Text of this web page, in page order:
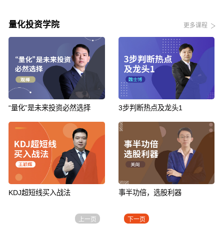
量化投资学院 更多课程
“量化”是未来投资必然选择 3步判断热点及龙头1
KDJ超短线买入战法 事半功倍，选股利器
上一页 下一页